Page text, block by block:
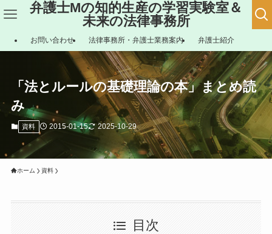
弁護士Mの知的生産の学習実験室＆
未来の法律事務所
お問い合わせ 法律事務所・弁護士業務案内 弁護士紹介
「法とルールの基礎理論の本」まとめ読
み
資料 2015-01-15 2025-10-29
ホーム 資料
目次